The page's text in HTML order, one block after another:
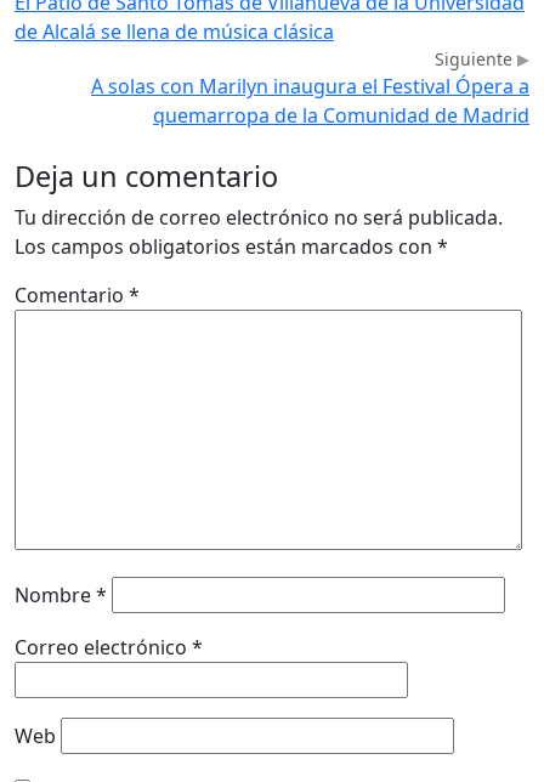
de Alcalá se llena de música clásica
Siguiente
A solas con Marilyn inaugura el Festival Ópera a
quemarropa de la Comunidad de Madrid
Deja un comentario
Tu dirección de correo electrónico no será publicada.
Los campos obligatorios están marcados con *
Comentario *
Nombre*
Correo electrónico *
Web